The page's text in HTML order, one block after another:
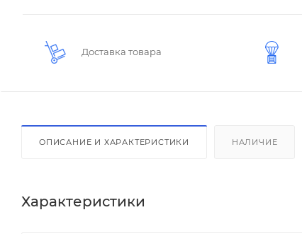
Доставка товара
ОПИСАНИЕ И ХАРАКТЕРИСТИКИ НАЛИЧИЕ
Характеристики